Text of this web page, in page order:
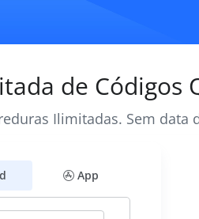
de Códigos
Ilimitadas. Sem data
App